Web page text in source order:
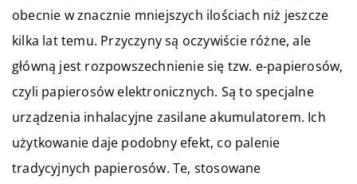
obecnie w znacznie mniejszych ilościach niż jeszcze
kilka lat temu. Przyczyny są oczywiście różne, ale
główną jest rozpowszechnienie się tzw. e-papierosów,
czyli papierosów elektronicznych. Są to specjalne
urządzenia inhalacyjne zasilane akumulatorem. Ich
użytkowanie daje podobny efekt, co palenie
tradycyjnych papierosów. Te, stosowane